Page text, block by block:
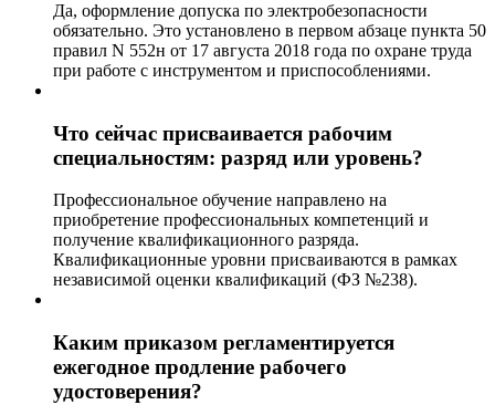
Да, оформление допуска по электробезопасности
обязательно. Это установлено в первом абзаце пункта 50
правил N 552н от 17 августа 2018 года по охране труда
при работе с инструментом и приспособлениями.
Что сейчас присваивается рабочим
специальностям: разряд или уровень?
Профессиональное обучение направлено на
приобретение профессиональных компетенций и
получение квалификационного разряда.
Квалификационные уровни присваиваются в рамках
независимой оценки квалификаций (ФЗ №238).
Каким приказом регламентируется
ежегодное продление рабочего
удостоверения?